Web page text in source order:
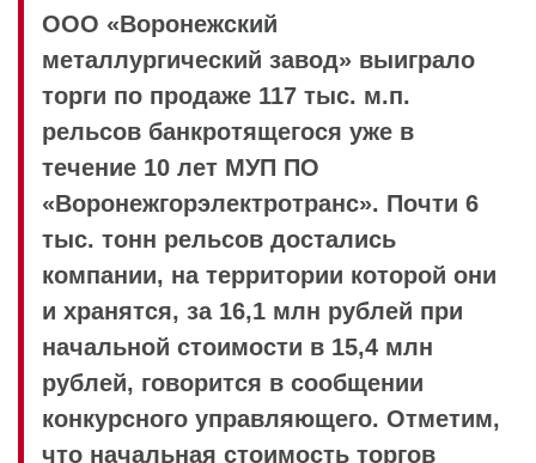
ООО «Воронежский
металлургический завод» выиграло
торги по продаже 117 тыс. м.п.
рельсов банкротящегося уже в
течение 10 лет МУП ПО
«Воронежгорэлектротранс». Почти 6
тыс. тонн рельсов достались
компании, на территории которой они
и хранятся, за 16,1 млн рублей при
начальной стоимости в 15,4 млн
рублей, говорится в сообщении
конкурсного управляющего. Отметим,
что начальная стоимость торгов